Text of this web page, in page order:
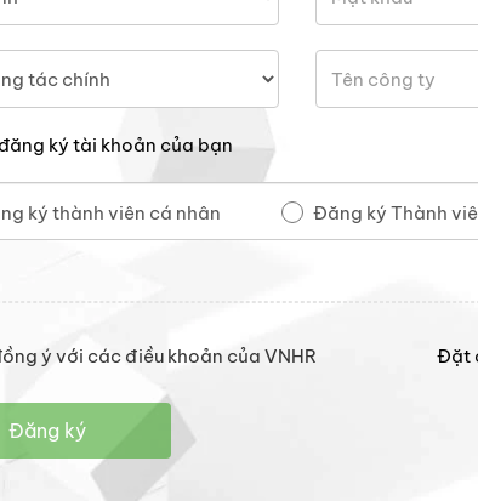
ký tài khoản của bạn
ký thành viên cá nhân Đăng ký Thành
ý với các điều khoản của VNHR Đặt
Đăng ký